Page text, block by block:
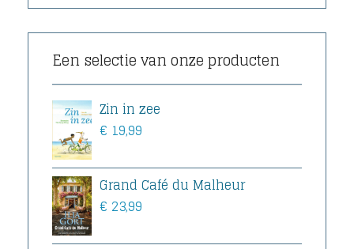
Een selectie van onze producten
Zin in zee
€ 19,99
Grand Café du Malheur
€ 23,99